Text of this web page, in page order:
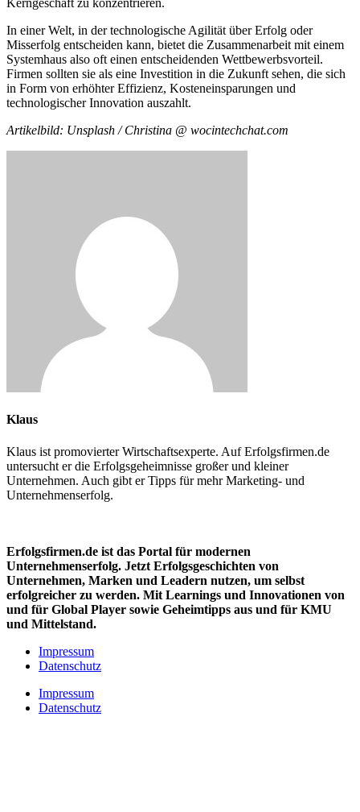
Kerngeschäft zu konzentrieren.
In einer Welt, in der technologische Agilität über Erfolg oder
Misserfolg entscheiden kann, bietet die Zusammenarbeit mit einem
Systemhaus also oft einen entscheidenden Wettbewerbsvorteil.
Firmen sollten sie als eine Investition in die Zukunft sehen, die sich
in Form von erhöhter Effizienz, Kosteneinsparungen und
technologischer Innovation auszahlt.
Artikelbild: Unsplash / Christina @ wocintechchat.com
Klaus
Klaus ist promovierter Wirtschaftsexperte. Auf Erfolgsfirmen.de
untersucht er die Erfolgsgeheimnisse großer und kleiner
Unternehmen. Auch gibt er Tipps für mehr Marketing- und
Unternehmenserfolg.
Erfolgsfirmen.de ist das Portal für modernen
Unternehmenserfolg. Jetzt Erfolgsgeschichten von
Unternehmen, Marken und Leadern nutzen, um selbst
erfolgreicher zu werden. Mit Learnings und Innovationen von
und für Global Player sowie Geheimtipps aus und für KMU
und Mittelstand.
Impressum
Datenschutz
Impressum
Datenschutz